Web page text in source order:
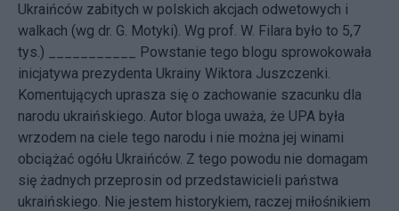
Ukraińców zabitych w polskich akcjach odwetowych i
walkach (wg dr. G. Motyki). Wg prof. W. Filara było to 5,7
tys.) ___________ Powstanie tego blogu sprowokowała
inicjatywa prezydenta Ukrainy Wiktora Juszczenki.
Komentujących uprasza się o zachowanie szacunku dla
narodu ukraińskiego. Autor bloga uważa, że UPA była
wrzodem na ciele tego narodu i nie można jej winami
obciążać ogółu Ukraińców. Z tego powodu nie domagam
się żadnych przeprosin od przedstawicieli państwa
ukraińskiego. Nie jestem historykiem, raczej miłośnikiem